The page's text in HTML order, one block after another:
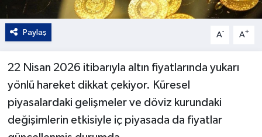
Paylaş A- A+
22 Nisan 2026 itibarıyla altın fiyatlarında yukarı
yönlü hareket dikkat çekiyor. Küresel
piyasalardaki gelişmeler ve döviz kurundaki
değişimlerin etkisiyle iç piyasada da fiyatlar